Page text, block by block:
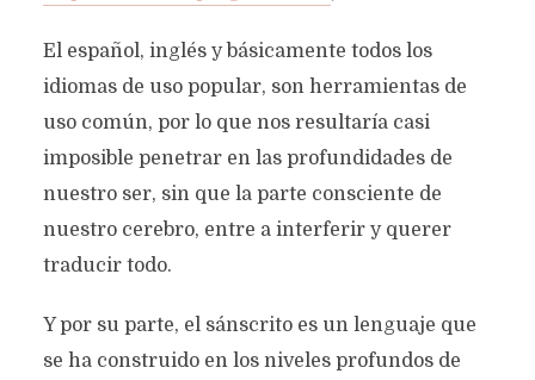
El español, inglés y básicamente todos los
idiomas de uso popular, son herramientas de
uso común, por lo que nos resultaría casi
imposible penetrar en las profundidades de
nuestro ser, sin que la parte consciente de
nuestro cerebro, entre a interferir y querer
traducir todo.
Y por su parte, el sánscrito es un lenguaje que
se ha construido en los niveles profundos de